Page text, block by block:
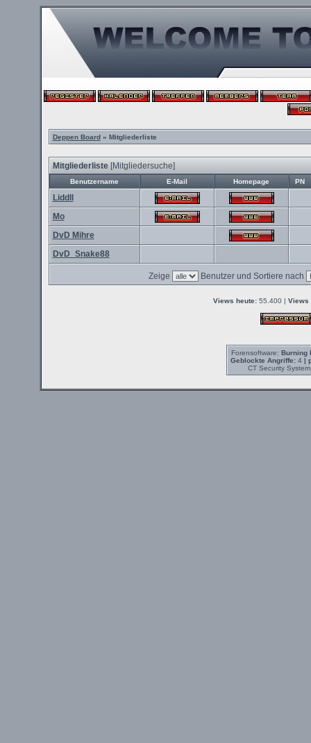
Deppen Board» Mitgliederliste
Mitgliederliste[Mitgliedersuche]
Benutzername E-Mail Homepage PN
Liddll
Mo
DvD Mihre
DvD_Snake88
Zeige Benutzer und Sortiere nach
Views heute: 55.400 | Views
Forensoftware: Burning
Geblockte Angriffe:4 |
CT Security